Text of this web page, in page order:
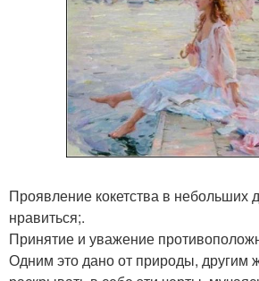
Проявление кокетства в небольших
нравиться;.
Принятие и уважение
Одним это дано от природы, другим